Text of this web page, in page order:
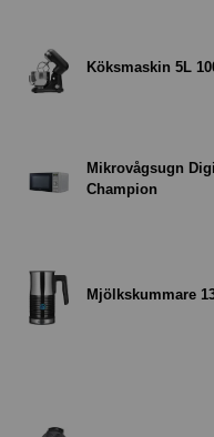
Köksmaskin 5L
Mikrovågsugn
Champion
Mjölkskummare